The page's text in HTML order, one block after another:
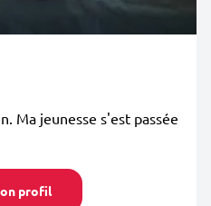
Ma jeunesse s'est passée
profil